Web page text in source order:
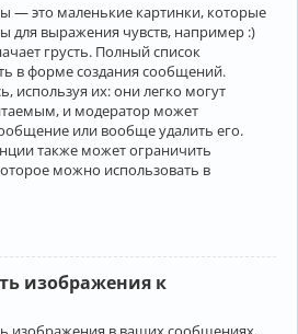
— это маленькие картинки, которые
для выражения чувств, например :)
грусть. Полный список
в форме создания сообщений.
используя их: они легко могут
и модератор может
или вообще удалить его.
также может ограничить
можно использовать в
изображения к